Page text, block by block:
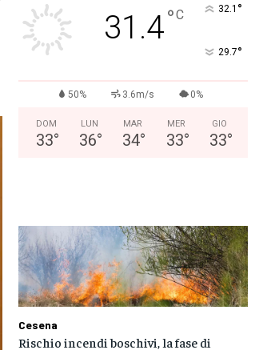
31.4°C 32.1 °
29.7°
50% 3.6m/s 0%
DOM
33°
LUN
36°
MAR
34°
MER
33°
GIO
33°
Cesena
Rischio incendi boschivi, la fase di